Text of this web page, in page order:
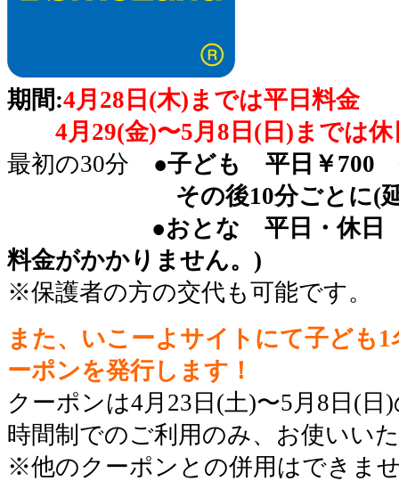
期間:4月28日(木)までは平日料金
4月29(金)〜5月8日(日)までは休
最初の30分 ●子ども 平日￥700
その後10分ごとに(延長
●おとな 平日・休日 ￥
料金がかかりません。)
※保護者の方の交代も可能です。
また、いこーよサイトにて子ども
ーポンを発行します！
クーポンは4月23日(土)〜5月8日(日
時間制でのご利用のみ、お使いい
※他のクーポンとの併用はできま